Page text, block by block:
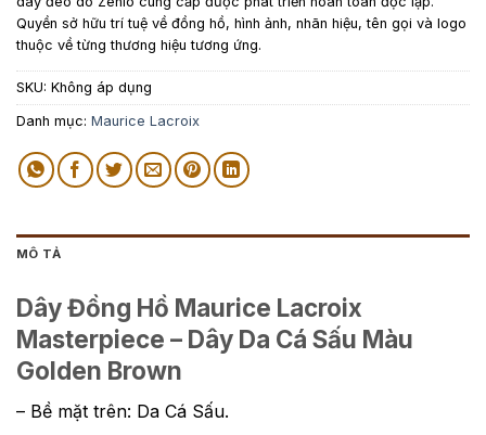
Quyền sở hữu trí tuệ về đồng hồ, hình ảnh, nhãn hiệu, tên gọi và logo
thuộc về từng thương hiệu tương ứng.
SKU: Không áp dụng
Danh mục: Maurice Lacroix
MÔ TẢ
Dây Đồng Hồ Maurice Lacroix
Masterpiece – Dây Da Cá Sấu Màu
Golden Brown
– Bề mặt trên: Da Cá Sấu.